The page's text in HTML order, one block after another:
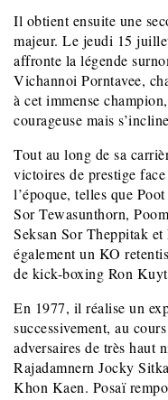
Il obtient ensuite une
majeur. Le jeudi 15
affronte la légende
Vichannoi Porntavee,
à cet immense
courageuse mais
Tout au long de sa
victoires de prestige
l’époque, telles que
Sor Tewasunthorn,
Seksan Sor Theppitak
également un KO
de kick-boxing Ron
En 1977, il réalise un
successivement, au
adversaires de très haut
Rajadamnern Jocky
Khon Kaen. Posaï